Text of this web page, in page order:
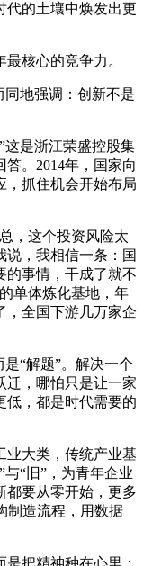
的土壤中焕发出更
核心的竞争力。
地强调：创新不是
是浙江荣盛控股集
。2014年，国家向
，抓住机会开始布局
，这个投资风险太
说，我相信一条：国
的事情，干成了就不
单体炼化基地，年
，全国下游几万家企
“解题”。解决一个
迁，哪怕只是让一家
低，都是时代需要的
大类，传统产业基
“旧”，为青年企业
都要从零开始，更多
造流程，用数据